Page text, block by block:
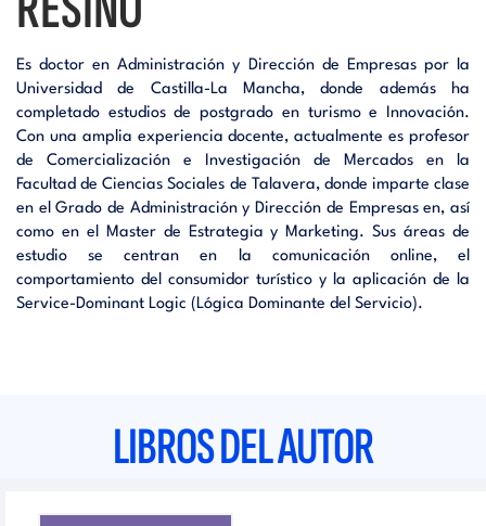
Es doctor en Administración y Dirección de Empresas por la
Universidad de Castilla-La Mancha, donde además ha
completado estudios de postgrado en turismo e Innovación.
Con una amplia experiencia docente, actualmente es profesor
de Comercialización e Investigación de Mercados en la
Facultad de Ciencias Sociales de Talavera, donde imparte clase
en el Grado de Administración y Dirección de Empresas en, así
como en el Master de Estrategia y Marketing. Sus áreas de
estudio se centran en la comunicación online, el
comportamiento del consumidor turístico y la aplicación de la
Service-Dominant Logic (Lógica Dominante del Servicio).
LIBROS DEL AUTOR